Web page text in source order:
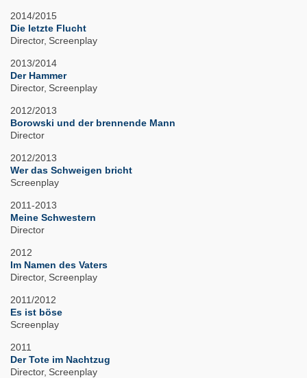
2014/2015
Die letzte Flucht
Director Screenplay
2013/2014
Der Hammer
Director Screenplay
2012/2013
Borowski und der brennende Mann
Director
2012/2013
Wer das Schweigen bricht
Screenplay
2011-2013
Meine Schwestern
Director
2012
Im Namen des Vaters
Director Screenplay
2011/2012
Es ist böse
Screenplay
2011
Der Tote im Nachtzug
Director Screenplay